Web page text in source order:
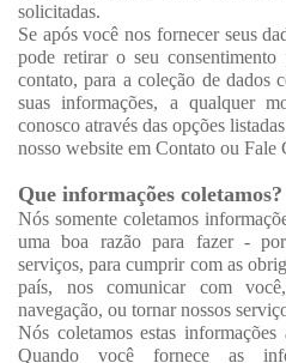
solicitadas.
Se após você nos fornecer seus
pode retirar o seu consentimento
contato, para a coleção de dados
suas informações, a qualquer
conosco através das opções
nosso website em Contato ou Fale
Que informações coletamos?
Nós somente coletamos
uma boa razão para fazer -
serviços, para cumprir com as
país, nos comunicar com
navegação, ou tornar nossos
Nós coletamos estas
Quando você fornece as